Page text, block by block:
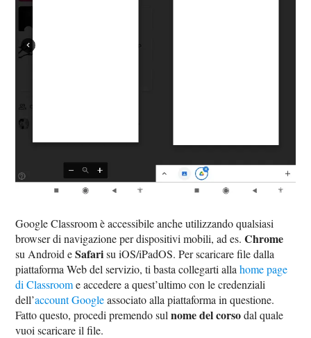
Google Classroom è accessibile anche utilizzando qualsiasi
browser di navigazione per dispositivi mobili, ad es.Chrome
su Android eSafarisu iOS/iPadOS. Per scaricare file dalla
piattaforma Web del servizio, ti basta collegarti allahome page
di Classroome accedere a quest’ultimo con le credenziali
dell’account Googleassociato alla piattaforma in questione.
Fatto questo, procedi premendo sulnome del corsodal quale
vuoi scaricare il file.